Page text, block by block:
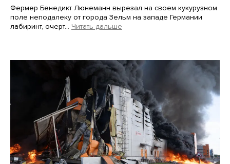
Фермер Бенедикт Люнеманн вырезал на своем кукурузном
поле неподалеку от города Зельм на западе Германии
лабиринт, очерт… Читать дальше